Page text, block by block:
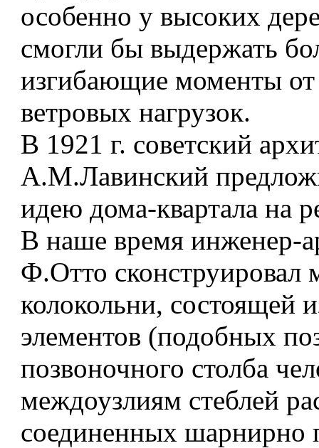
особенно у высоких
смогли бы выдержать
изгибающие моменты от
ветровых нагрузок.
В 1921 г. советский
А.М.Лавинский
идею дома-квартала на
В наше время инженер-
Ф.Отто сконструировал
колокольни, состоящей
элементов (подобных
позвоночного столба
междоузлиям стеблей
соединенных шарнирно